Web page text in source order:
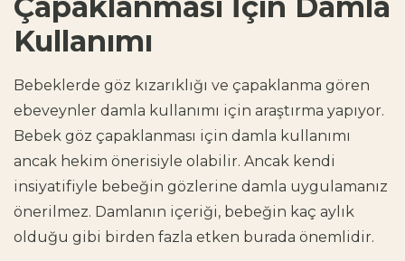
Kullanımı
Bebeklerde göz kızarıklığı ve çapaklanma gören
ebeveynler damla kullanımı için araştırma yapıyor.
Bebek göz çapaklanması için damla kullanımı
ancak hekim önerisiyle olabilir. Ancak kendi
insiyatifiyle bebeğin gözlerine damla uygulamanız
önerilmez. Damlanın içeriği, bebeğin kaç aylık
olduğu gibi birden fazla etken burada önemlidir.